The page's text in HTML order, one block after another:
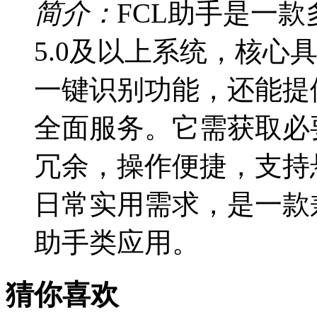
简介： FCL助手是一款
5.0及以上系统，核心
一键识别功能，还能
全面服务。它需获取
冗余，操作便捷，支
日常实用需求，是一
助手类应用。
猜你喜欢